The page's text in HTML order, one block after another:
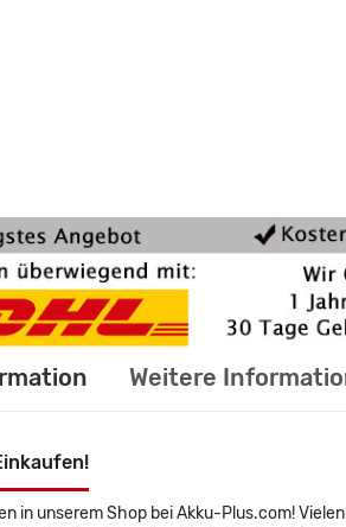
Weitere
in unserem Shop bei Akku-Plus.com!